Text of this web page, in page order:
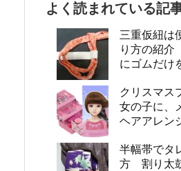
よく読まれている記
三重仮紐は
り方の紹
にゴムだけ
クリスマス
女の子に、
ヘアアレン
半幅帯でタ
方 割り太